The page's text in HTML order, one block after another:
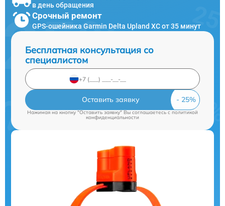
в день обращения
Срочный ремонт
GPS-ошейника Garmin Delta Upland XC от 35 минут
Бесплатная консультация со
специалистом
Оставить заявку
Нажимая на кнопку "Оставить заявку" Вы соглашаетесь cполитикой
конфиденциальности